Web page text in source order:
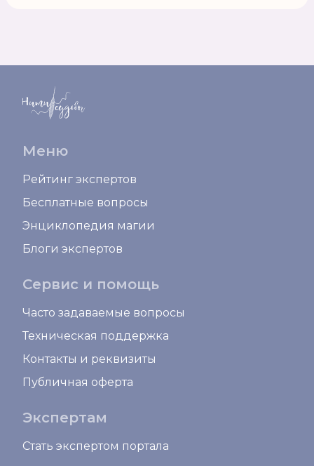
Меню
Рейтинг экспертов
Бесплатные вопросы
Энциклопедия магии
Блоги экспертов
Сервис и помощь
Часто задаваемые вопросы
Техническая поддержка
Контакты и реквизиты
Публичная оферта
Экспертам
Стать экспертом портала